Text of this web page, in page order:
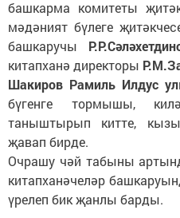
башкарма комитеты
мәдәният бүлеге
башкаручы
китапханә директоры
Шакиров Рамиль Илдус
бүгенге тормышы,
таныштырып китте,
җавап бирде.
Очрашу чәй табыны
китапханәчеләр
үрелеп бик җанлы барды.